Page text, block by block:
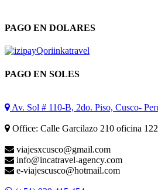
PAGO EN DOLARES
PAGO EN SOLES
Av. Sol # 110-B, 2do. Piso, Cusco-
Office: Calle Garcilazo 210 oficina
viajesxcusco@gmail.com
info@incatravel-agency.com
e-viajescusco@hotmail.com